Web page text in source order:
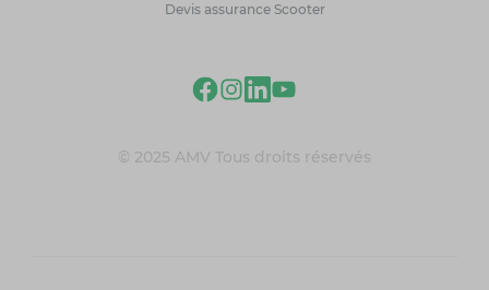
Devis assurance Scooter
© 2025 AMV Tous droits réservés